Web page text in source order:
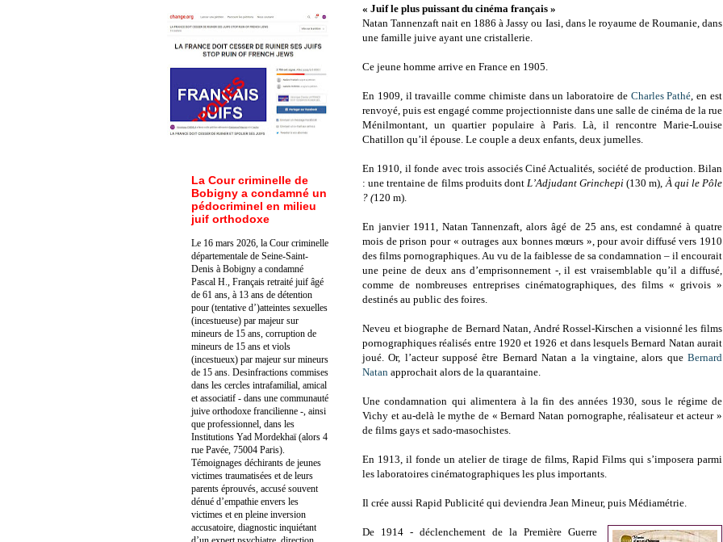
« Juif le plus puissant du cinéma français »
Natan Tannenzaft nait en 1886 à Jassy ou Iasi, dans le royaume de Roumanie, dans
une famille juive ayant une cristallerie.
Ce jeune homme arrive en France en 1905.
En 1909, il travaille comme chimiste dans un laboratoire de Charles Pathé, en est
renvoyé, puis est engagé comme projectionniste dans une salle de cinéma de la rue
Ménilmontant, un quartier populaire à Paris. Là, il rencontre Marie-Louise
Chatillon qu’il épouse. Le couple a deux enfants, deux jumelles.
En 1910, il fonde avec trois associés Ciné Actualités, société de production. Bilan
: une trentaine de films produits dont L’Adjudant Grinchepi(130 m),À qui le Pôle
? (120 m).
En janvier 1911, Natan Tannenzaft, alors âgé de 25 ans, est condamné à quatre
mois de prison pour « outrages aux bonnes mœurs », pour avoir diffusé vers 1910
des films pornographiques. Au vu de la faiblesse de sa condamnation – il encourait
une peine de deux ans d’emprisonnement -, il est vraisemblable qu’il a diffusé,
comme de nombreuses entreprises cinématographiques, des films « grivois »
destinés au public des foires.
Neveu et biographe de Bernard Natan, André Rossel-Kirschen a visionné les films
pornographiques réalisés entre 1920 et 1926 et dans lesquels Bernard Natan aurait
joué. Or, l’acteur supposé être Bernard Natan a la vingtaine, alors que Bernard
Natan approchait alors de la quarantaine.
Une condamnation qui alimentera à la fin des années 1930, sous le régime de
Vichy et au-delà le mythe de « Bernard Natan pornographe, réalisateur et acteur »
de films gays et sado-masochistes.
En 1913, il fonde un atelier de tirage de films, Rapid Films qui s’imposera parmi
les laboratoires cinématographiques les plus importants.
Il crée aussi Rapid Publicité qui deviendra Jean Mineur, puis Médiamétrie.
De 1914 - déclenchement de la Première Guerre
La Cour criminelle de
Bobigny a condamné un
pédocriminel en milieu
juif orthodoxe
Le 16 mars 2026, la Cour criminelle
départementale de Seine-Saint-
Denis à Bobigny a condamné
Pascal H., Français retraité juif âgé
de 61 ans, à 13 ans de détention
pour (tentative d’)atteintes sexuelles
(incestueuse) par majeur sur
mineurs de 15 ans, corruption de
mineurs de 15 ans et viols
(incestueux) par majeur sur mineurs
de 15 ans. Desinfractions commises
dans les cercles intrafamilial, amical
et associatif - dans une communauté
juive orthodoxe francilienne -, ainsi
que professionnel, dans les
Institutions Yad Mordekhaï (alors 4
rue Pavée, 75004 Paris).
Témoignages déchirants de jeunes
victimes traumatisées et de leurs
parents éprouvés, accusé souvent
dénué d’empathie envers les
victimes et en pleine inversion
accusatoire, diagnostic inquiétant